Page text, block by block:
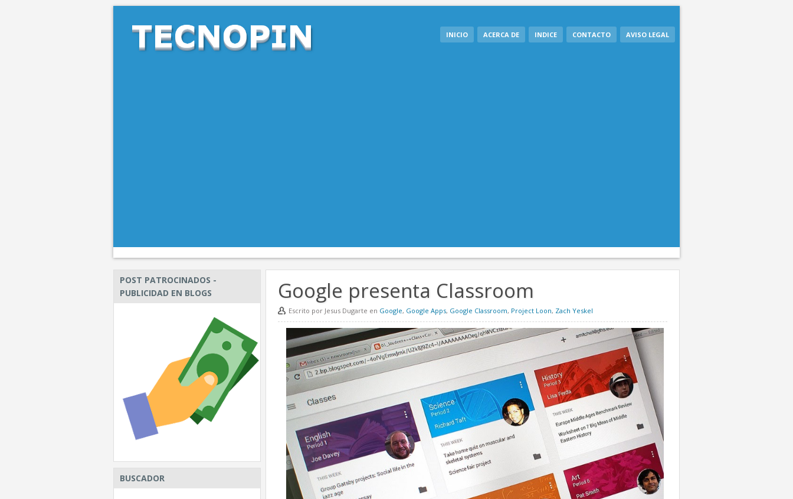
INICIO ACERCA DE INDICE CONTACTO AVISO LEGAL
Google presenta Classroom
Escrito por Jesus Dugarte en Google, Google Apps, Google Classroom, Project Loon, Zach Yeskel
POST PATROCINADOS -
PUBLICIDAD EN BLOGS
BUSCADOR